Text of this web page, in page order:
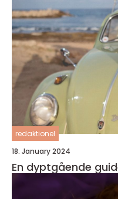
redaktionel
18. January 2024
En dyptgående